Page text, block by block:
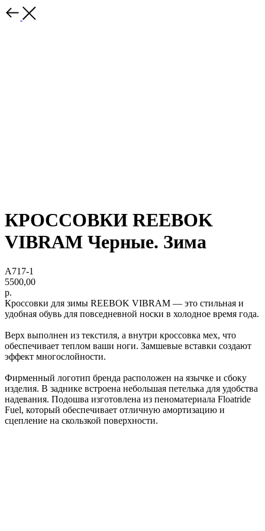
КРОССОВКИ REEBOK
VIBRAM Черные. Зима
А717-1
5500,00
р.
Кроссовки для зимы REEBOK VIBRAM — это стильная и
удобная обувь для повседневной носки в холодное время года.
Верх выполнен из текстиля, а внутри кроссовка мех, что
обеспечивает теплом ваши ноги. Замшевые вставки создают
эффект многослойности.
Фирменный логотип бренда расположен на язычке и сбоку
изделия. В заднике встроена небольшая петелька для удобства
надевания. Подошва изготовлена из пеноматериала Floatride
Fuel, который обеспечивает отличную амортизацию и
сцепление на скользкой поверхности.